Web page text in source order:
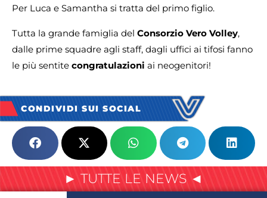
Per Luca e Samantha si tratta del primo figlio.
Tutta la grande famiglia del Consorzio Vero Volley,
dalle prime squadre agli staff, dagli uffici ai tifosi fanno
le più sentite congratulazioni ai neogenitori!
CONDIVIDI SUI SOCIAL
► TUTTE LE NEWS ◄